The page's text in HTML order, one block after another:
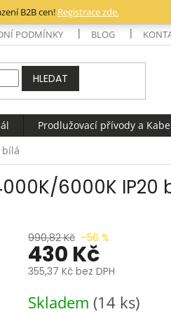
B2B cen! Registrace zde.
PODMÍNKY BLOG
HLEDAT
Prodlužovací přívody a
bílá
6000K IP20
990,82 Kč –56 %
430 Kč
355,37 Kč bez DPH
cena:
Skladem (14 ks)